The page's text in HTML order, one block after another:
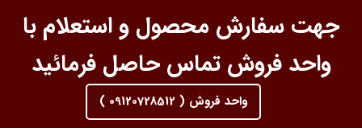
جهت سفارش محصول و استعلام با
واحد فروش تماس حاصل فرمائید
واحد فروش ( 09120728512 )